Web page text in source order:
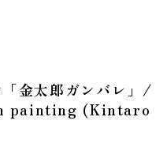
金太郎ガンバレ」/
painting (Kintaro